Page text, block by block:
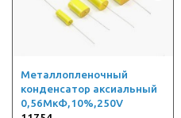
Металлопленочный
конденсатор аксиальный
0,56МкФ,10%,250V